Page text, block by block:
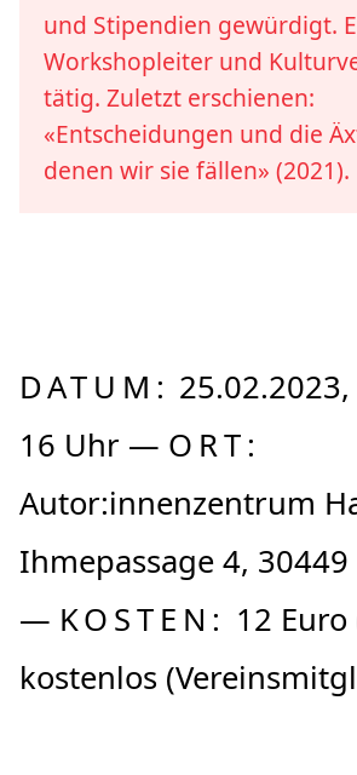
und Stipendien gewürdigt.
Workshopleiter und
tätig. Zuletzt erschienen:
«Entscheidungen und die
denen wir sie fällen» (2021).
DATUM:
16 Uhr — ORT:
Autor:innenzentrum
Ihmepassage 4,
— KOSTEN: 12 Euro
kostenlos